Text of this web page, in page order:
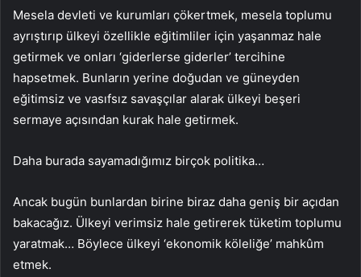
Mesela devleti ve kurumları çökertmek, mesela toplumu
ayrıştırıp ülkeyi özellikle eğitimliler için yaşanmaz hale
getirmek ve onları ‘giderlerse giderler’ tercihine
hapsetmek. Bunların yerine doğudan ve güneyden
eğitimsiz ve vasıfsız savaşçılar alarak ülkeyi beşeri
sermaye açısından kurak hale getirmek.
Daha burada sayamadığımız birçok politika…
Ancak bugün bunlardan birine biraz daha geniş bir açıdan
bakacağız. Ülkeyi verimsiz hale getirerek tüketim toplumu
yaratmak… Böylece ülkeyi ‘ekonomik köleliğe’ mahkûm
etmek.